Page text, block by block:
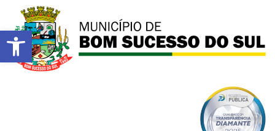
Barra de Ferramentas